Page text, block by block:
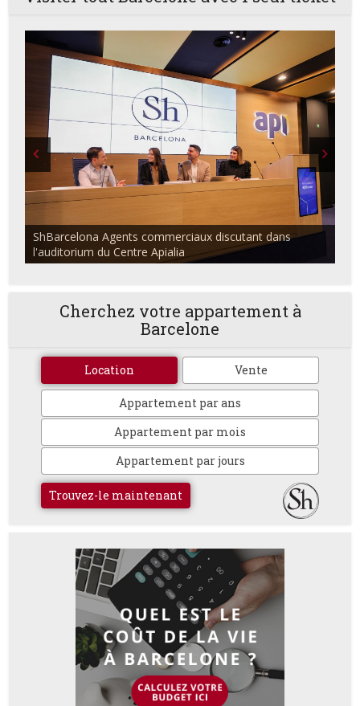
ShBarcelona Agents commerciaux discutant dans
l'auditorium du Centre Apialia
Cherchez votre appartement à
Barcelone
Location Vente
Appartement par ans
Appartement par mois
Appartement par jours
Trouvez-le maintenant